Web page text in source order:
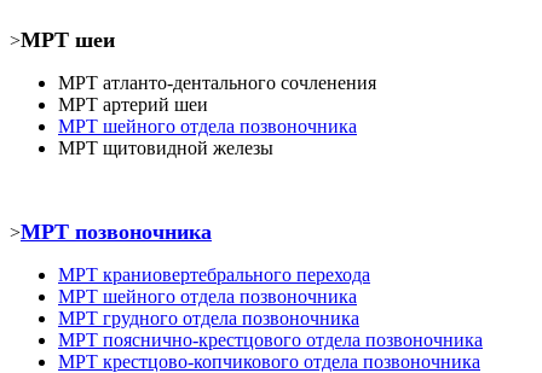
>МРТ шеи
МРТ атланто-дентального сочленения
МРТ артерий шеи
МРТ шейного отдела позвоночника
МРТ щитовидной железы
>МРТ позвоночника
МРТ краниовертебрального перехода
МРТ шейного отдела позвоночника
МРТ грудного отдела позвоночника
МРТ пояснично-крестцового отдела позвоночника
МРТ крестцово-копчикового отдела позвоночника